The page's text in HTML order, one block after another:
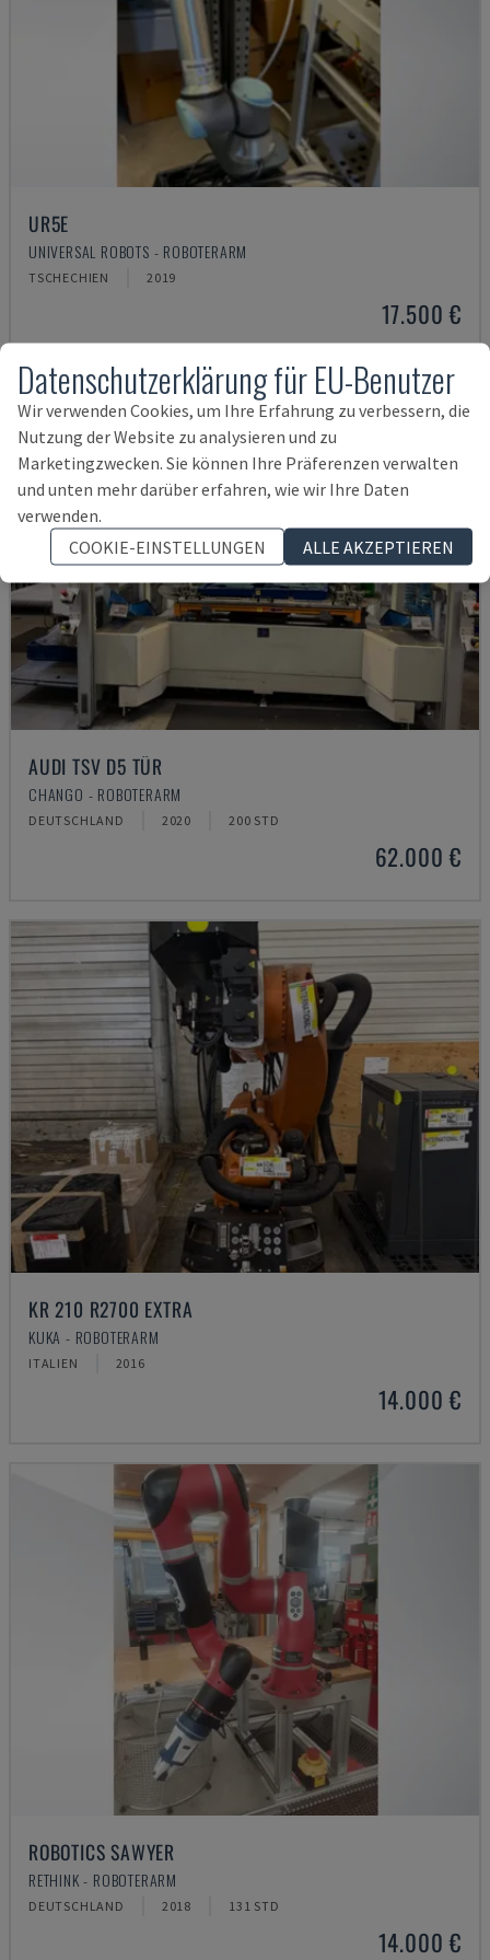
UR5E
UNIVERSAL ROBOTS - ROBOTERARM
TSCHECHIEN 2019
17.500 €
AUDI TSV D5 TÜR
CHANGO - ROBOTERARM
DEUTSCHLAND 2020 200 STD
62.000 €
KR 210 R2700 EXTRA
KUKA - ROBOTERARM
ITALIEN 2016
14.000 €
ROBOTICS SAWYER
RETHINK - ROBOTERARM
DEUTSCHLAND 2018 131 STD
14.000 €
Datenschutzerklärung für EU-Benutzer
Wir verwenden Cookies, um Ihre Erfahrung zu verbessern, die
Nutzung der Website zu analysieren und zu
Marketingzwecken. Sie können Ihre Präferenzen verwalten
und unten mehr darüber erfahren, wie wir Ihre Daten
verwenden.
COOKIE-EINSTELLUNGEN
ALLE AKZEPTIEREN